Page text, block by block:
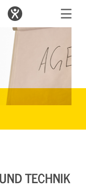
TECHNIK